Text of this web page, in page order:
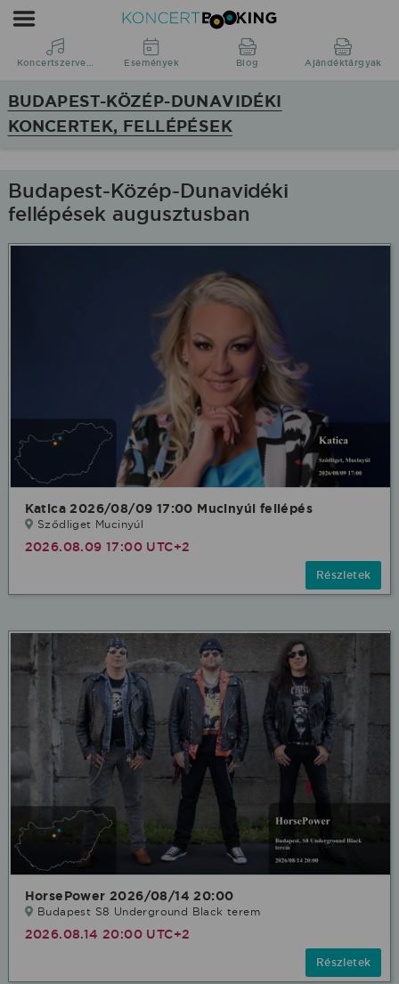
Koncertbooking
Koncertszervezés
Koncertek
Budapest-
Dunavidék
régióban
Koncertszervezés Események Blog Ajándéktárgyak
BUDAPEST-KÖZÉP-DUNAVIDÉKI
KONCERTEK, FELLÉPÉSEK
Budapest-Közép-Dunavidéki
fellépések augusztusban
Katica 2026/08/09 17:00 Mucinyúl fellépés
Sződliget Mucinyúl
2026.08.09 17:00 UTC+2
Részletek
HorsePower 2026/08/14 20:00
Budapest S8 Underground Black terem
2026.08.14 20:00 UTC+2
Részletek